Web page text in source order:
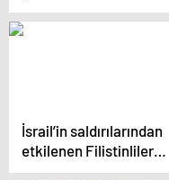
sürdürüyor
İsrail’in saldırılarından
etkilenen Filistinliler
güvenli bir yuva arıyor